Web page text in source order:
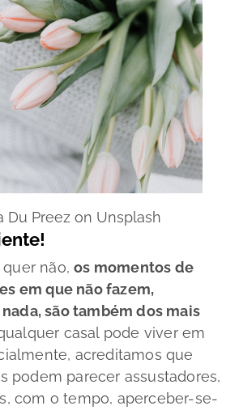
Du Preez on Unsplash
!
quer não,os momentos de
em que não fazem,
são também dos mais
casal pode viver em
acreditamos que
podem parecer assustadores,
com o tempo, aperceber-se-